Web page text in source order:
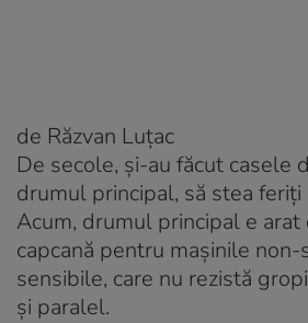
de Răzvan Luțac
De secole, și-au făcut casele
drumul principal, să stea
Acum, drumul principal e
capcană pentru mașinile non-
sensibile, care nu rezistă
și paralel.